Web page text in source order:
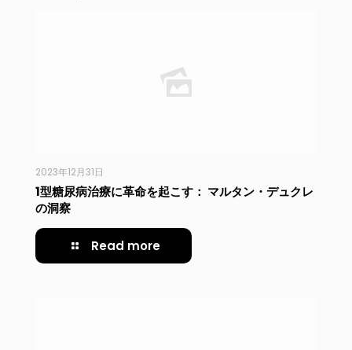
2023年12月31日
1型糖尿病治療に革命を起こす： マルタン・デュクレ
の洞察
Read more